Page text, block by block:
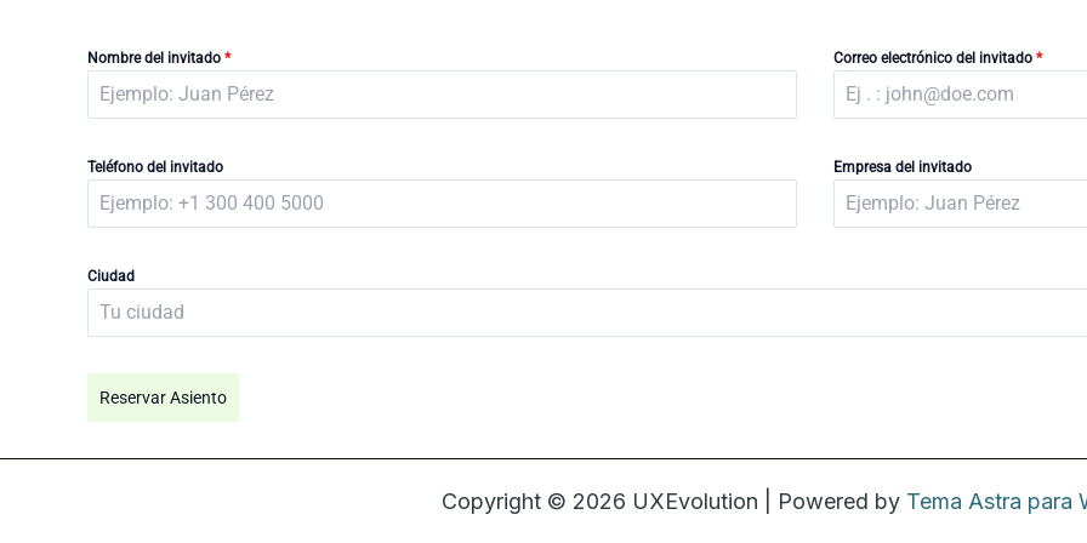
Nombre del invitado * Correo electrónico del invitado *
Teléfono del invitado Empresa del invitado
Ciudad
Reservar Asiento
Copyright © 2026 UXEvolution | Powered by Tema Astra para